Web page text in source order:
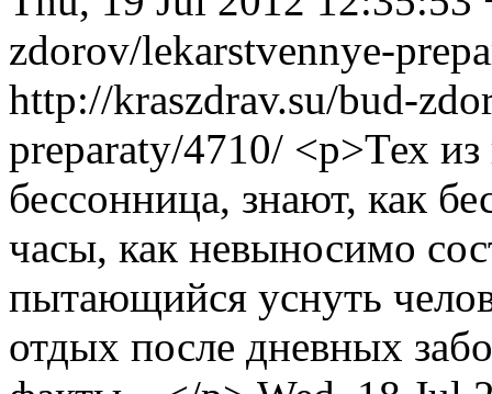
zdorov/lekarstvennye-
http://kraszdrav.su/bud-
preparaty/4710/ <p>Тех из
бессонница, знают, как
часы, как невыносимо
пытающийся уснуть
отдых после дневных